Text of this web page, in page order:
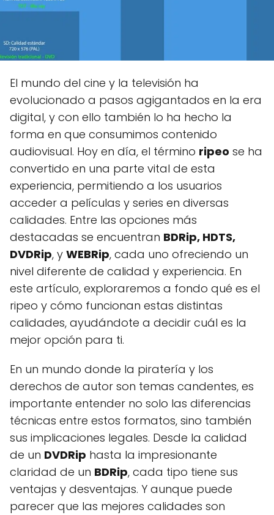
El mundo del cine y la televisión ha
evolucionado a pasos agigantados en la era
digital, y con ello también lo ha hecho la
forma en que consumimos contenido
audiovisual. Hoy en día, el término ripeo se ha
convertido en una parte vital de esta
experiencia, permitiendo a los usuarios
acceder a películas y series en diversas
calidades. Entre las opciones más
destacadas se encuentran BDRip, HDTS,
DVDRip, y WEBRip, cada uno ofreciendo un
nivel diferente de calidad y experiencia. En
este artículo, exploraremos a fondo qué es el
ripeo y cómo funcionan estas distintas
calidades, ayudándote a decidir cuál es la
mejor opción para ti.
En un mundo donde la piratería y los
derechos de autor son temas candentes, es
importante entender no solo las diferencias
técnicas entre estos formatos, sino también
sus implicaciones legales. Desde la calidad
de un DVDRip hasta la impresionante
claridad de un BDRip, cada tipo tiene sus
ventajas y desventajas. Y aunque puede
parecer que las mejores calidades son